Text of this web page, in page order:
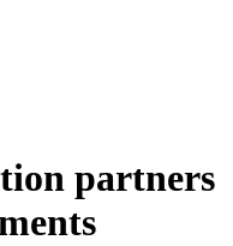
partners